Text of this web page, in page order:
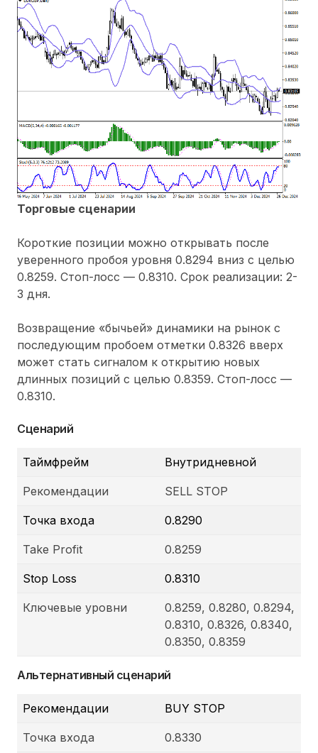
Торговые сценарии
Короткие позиции можно открывать после
уверенного пробоя уровня 0.8294 вниз с целью
0.8259. Стоп-лосс — 0.8310. Срок реализации: 2-
3 дня.
Возвращение «бычьей» динамики на рынок с
последующим пробоем отметки 0.8326 вверх
может стать сигналом к открытию новых
длинных позиций с целью 0.8359. Стоп-лосс —
0.8310.
Сценарий
Таймфрейм Внутридневной
Рекомендации SELL STOP
Точка входа 0.8290
Take Profit 0.8259
Stop Loss 0.8310
Ключевые уровни
0.8259, 0.8280, 0.8294,
0.8310, 0.8326, 0.8340,
0.8350, 0.8359
Альтернативный сценарий
Рекомендации BUY STOP
Точка входа 0.8330